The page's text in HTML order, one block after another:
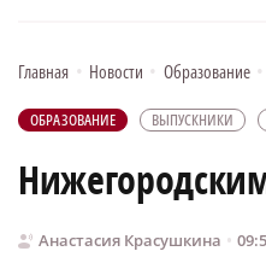
Главная • Новости • Образование •
ОБРАЗОВАНИЕ ВЫПУСКНИКИ
Анастасия Красушкина